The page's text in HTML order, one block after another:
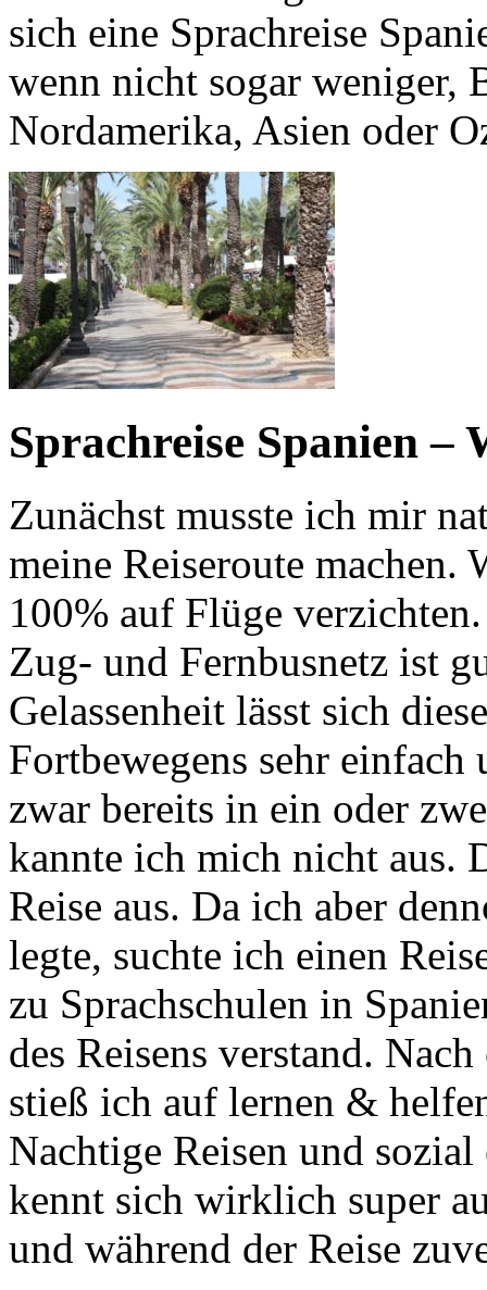
sich eine Sprachreise
wenn nicht sogar weniger,
Nordamerika, Asien oder
Sprachreise Spanien –
Zunächst musste ich mir
meine Reiseroute machen.
100% auf Flüge
Zug- und Fernbusnetz ist
Gelassenheit lässt sich
Fortbewegens sehr
zwar bereits in ein oder
kannte ich mich nicht aus.
Reise aus. Da ich aber
legte, suchte ich einen
zu Sprachschulen in
des Reisens verstand.
stieß ich auf lernen &
Nachtige Reisen und sozial
kennt sich wirklich super
und während der Reise